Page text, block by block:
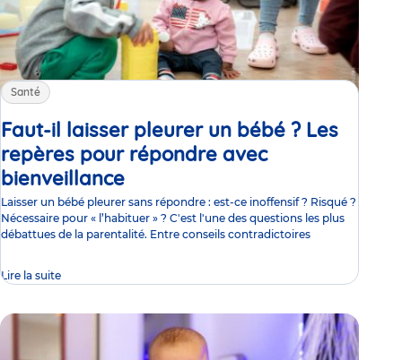
Santé
Faut-il laisser pleurer un bébé ? Les
repères pour répondre avec
bienveillance
Laisser un bébé pleurer sans répondre : est-ce inoffensif ? Risqué ?
Nécessaire pour « l’habituer » ? C'est l'une des questions les plus
débattues de la parentalité. Entre conseils contradictoires
Lire la suite